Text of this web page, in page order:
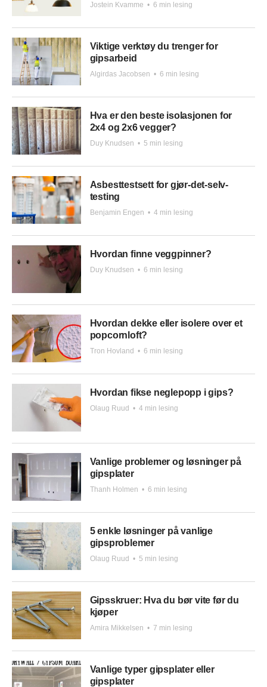
Jostein Kvamme • 6 min lesing
Viktige verktøy du trenger for
gipsarbeid
Algirdas Jacobsen • 6 min lesing
Hva er den beste isolasjonen for
2x4 og 2x6 vegger?
Duy Knudsen • 5 min lesing
Asbesttestsett for gjør-det-selv-
testing
Benjamin Engen • 4 min lesing
Hvordan finne veggpinner?
Duy Knudsen • 6 min lesing
Hvordan dekke eller isolere over et
popcornloft?
Tron Hovland • 6 min lesing
Hvordan fikse neglepopp i gips?
Olaug Ruud • 4 min lesing
Vanlige problemer og løsninger på
gipsplater
Thanh Holmen • 6 min lesing
5 enkle løsninger på vanlige
gipsproblemer
Olaug Ruud • 5 min lesing
Gipsskruer: Hva du bør vite før du
kjøper
Amira Mikkelsen • 7 min lesing
Vanlige typer gipsplater eller
gipsplater